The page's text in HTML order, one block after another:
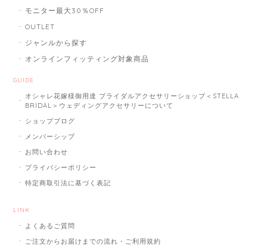
モニター最大30％OFF
OUTLET
ジャンルから探す
オンラインフィッティング対象商品
GUIDE
オシャレ花嫁様御用達 ブライダルアクセサリーショップ＜STELLA
BRIDAL＞ウェディングアクセサリーについて
ショップブログ
メンバーシップ
お問い合わせ
プライバシーポリシー
特定商取引法に基づく表記
LINK
よくあるご質問
ご注文からお届けまでの流れ・ご利用規約